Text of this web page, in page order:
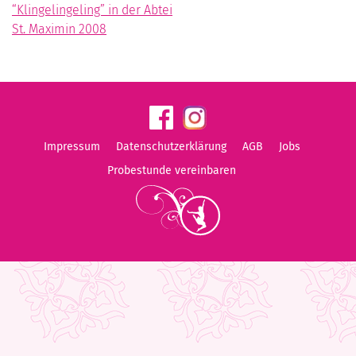
“Klingelingeling” in der Abtei
St. Maximin 2008
Impressum Datenschutzerklärung AGB Jobs
Probestunde vereinbaren